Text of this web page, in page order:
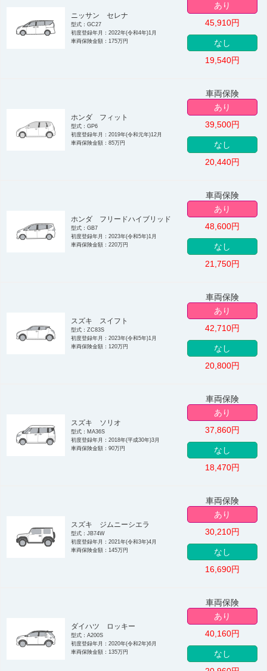
ニッサン セレナ
型式：GC27
初度登録年月：2022年(令和4年)1月
車両保険金額：175万円
あり
45,910円
なし
19,540円
ホンダ フィット
型式：GP6
初度登録年月：2019年(令和元年)12月
車両保険金額：85万円
車両保険
あり
39,500円
なし
20,440円
ホンダ フリードハイブリッド
型式：GB7
初度登録年月：2023年(令和5年)1月
車両保険金額：220万円
車両保険
あり
48,600円
なし
21,750円
スズキ スイフト
型式：ZC83S
初度登録年月：2023年(令和5年)1月
車両保険金額：120万円
車両保険
あり
42,710円
なし
20,800円
スズキ ソリオ
型式：MA36S
初度登録年月：2018年(平成30年)3月
車両保険金額：90万円
車両保険
あり
37,860円
なし
18,470円
スズキ ジムニーシエラ
型式：JB74W
初度登録年月：2021年(令和3年)4月
車両保険金額：145万円
車両保険
あり
30,210円
なし
16,690円
ダイハツ ロッキー
型式：A200S
初度登録年月：2020年(令和2年)6月
車両保険金額：135万円
車両保険
あり
40,160円
なし